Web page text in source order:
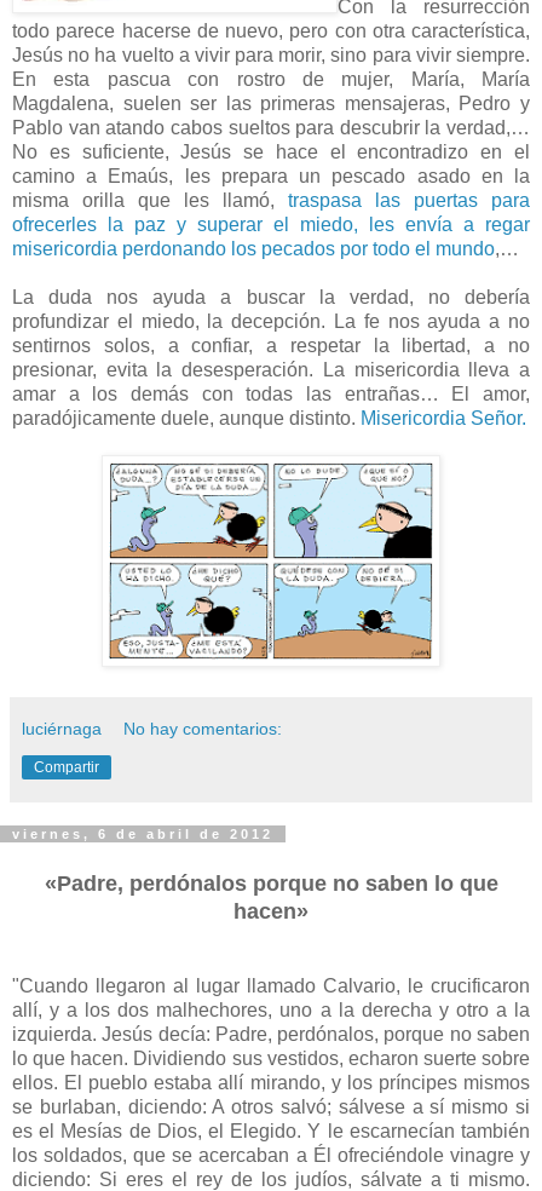
Con la resurrección
todo parece hacerse de nuevo, pero con otra característica,
Jesús no ha vuelto a vivir para morir, sino para vivir siempre.
En esta pascua con rostro de mujer, María, María
Magdalena, suelen ser las primeras mensajeras, Pedro y
Pablo van atando cabos sueltos para descubrir la verdad,…
No es suficiente, Jesús se hace el encontradizo en el
camino a Emaús, les prepara un pescado asado en la
misma orilla que les llamó, traspasa las puertas para
ofrecerles la paz y superar el miedo, les envía a regar
misericordia perdonando los pecados por todo el mundo,…
La duda nos ayuda a buscar la verdad, no debería
profundizar el miedo, la decepción. La fe nos ayuda a no
sentirnos solos, a confiar, a respetar la libertad, a no
presionar, evita la desesperación. La misericordia lleva a
amar a los demás con todas las entrañas… El amor,
paradójicamente duele, aunque distinto. Misericordia Señor.
luciérnaga No hay comentarios:
Compartir
viernes, 6 de abril de 2012
«Padre, perdónalos porque no saben lo que
hacen»
"Cuando llegaron al lugar llamado Calvario, le crucificaron
allí, y a los dos malhechores, uno a la derecha y otro a la
izquierda. Jesús decía: Padre, perdónalos, porque no saben
lo que hacen. Dividiendo sus vestidos, echaron suerte sobre
ellos. El pueblo estaba allí mirando, y los príncipes mismos
se burlaban, diciendo: A otros salvó; sálvese a sí mismo si
es el Mesías de Dios, el Elegido. Y le escarnecían también
los soldados, que se acercaban a Él ofreciéndole vinagre y
diciendo: Si eres el rey de los judíos, sálvate a ti mismo.